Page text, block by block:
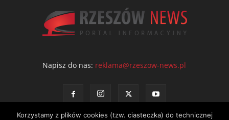
Napisz do nas: reklama@rzeszow-news.pl
Korzystamy z plików cookies (tzw. ciasteczka) do technicznej